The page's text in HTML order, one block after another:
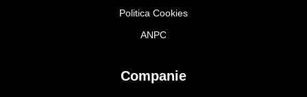
Politica Cookies
ANPC
Companie